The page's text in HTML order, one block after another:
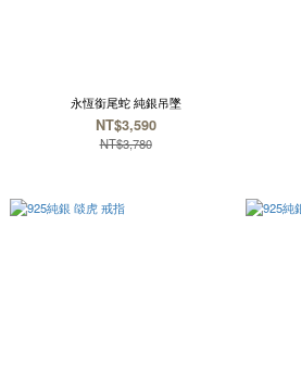
永恆銜尾蛇 純銀吊墜
NT$3,590
NT$3,780